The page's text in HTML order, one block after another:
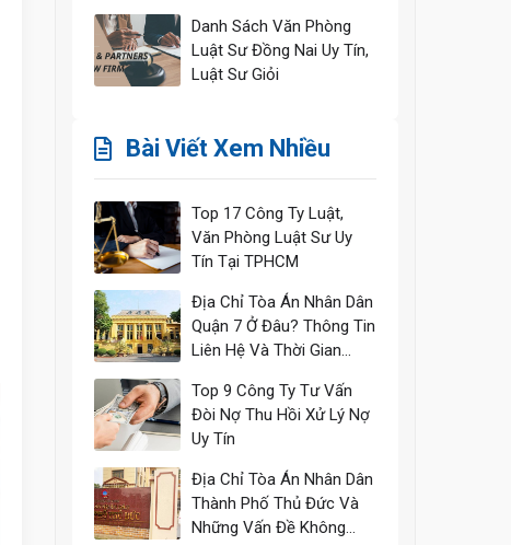
Danh Sách Văn Phòng
Luật Sư Đồng Nai Uy Tín,
Luật Sư Giỏi
Bài Viết Xem Nhiều
Top 17 Công Ty Luật,
Văn Phòng Luật Sư Uy
Tín Tại TPHCM
Địa Chỉ Tòa Án Nhân Dân
Quận 7 Ở Đâu? Thông Tin
Liên Hệ Và Thời Gian
Top 9 Công Ty Tư Vấn
Đòi Nợ Thu Hồi Xử Lý Nợ
Uy Tín
Địa Chỉ Tòa Án Nhân Dân
Thành Phố Thủ Đức Và
Những Vấn Đề Không